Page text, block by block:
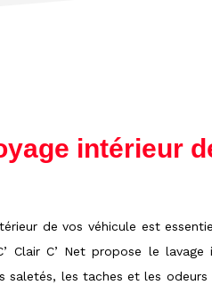
intérieur
de vos véhicule est
Clair C’ Net propose le
saletés, les taches et les